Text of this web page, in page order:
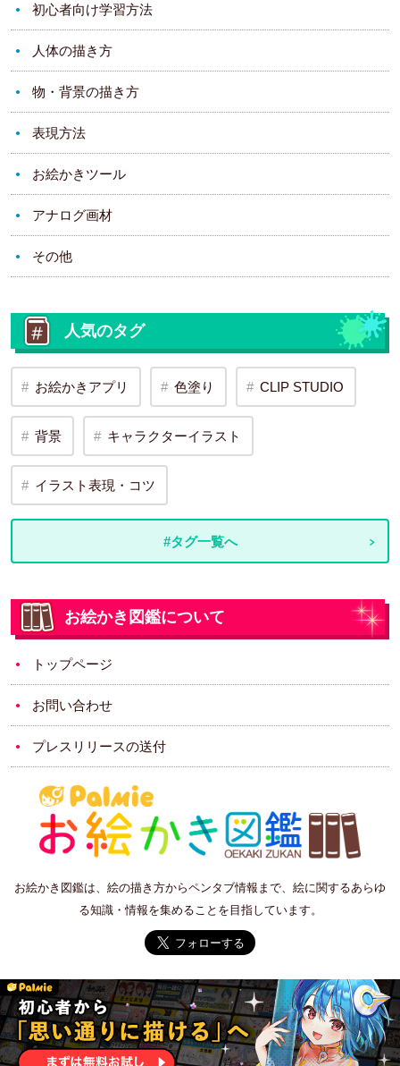
初心者向け学習方法
人体の描き方
物・背景の描き方
表現方法
お絵かきツール
アナログ画材
その他
人気のタグ
お絵かきアプリ 色塗り CLIP STUDIO
背景 キャラクターイラスト
イラスト表現・コツ
#タグ一覧へ
お絵かき図鑑について
トップページ
お問い合わせ
プレスリリースの送付
お絵かき図鑑は、絵の描き方からペンタブ情報まで、絵に関するあらゆ
る知識・情報を集めることを目指しています。